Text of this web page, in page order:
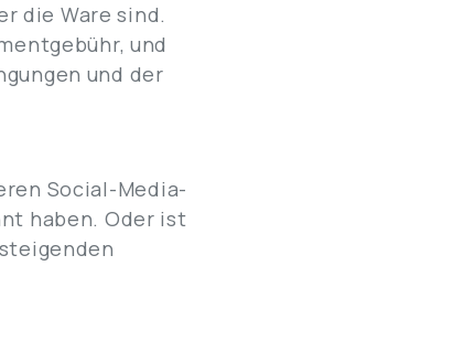
die Ware sind.
und
und der
Social-Media-
haben. Oder ist